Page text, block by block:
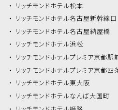
リッチモンドホテル松本
リッチモンドホテル名古屋新幹線口
リッチモンドホテル名古屋納屋橋
リッチモンドホテル浜松
リッチモンドホテルプレミア京都駅
リッチモンドホテルプレミア京都四
リッチモンドホテル東大阪
リッチモンドホテルなんば大国町